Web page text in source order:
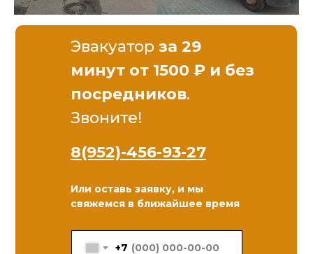
Эвакуатор за 29
минут от 1500 ₽ и без
посредников.
Звоните!
8(952)-456-93-27
Или оставь заявку, и мы
свяжемся в ближайшее время
+7